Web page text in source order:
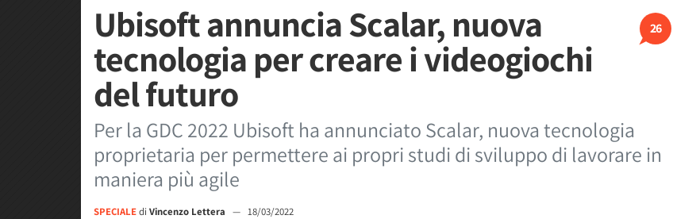
26
Ubisoft annuncia Scalar, nuova
tecnologia per creare i videogiochi
del futuro
Per la GDC 2022 Ubisoft ha annunciato Scalar, nuova tecnologia
proprietaria per permettere ai propri studi di sviluppo di lavorare in
maniera più agile
SPECIALEdi Vincenzo Lettera — 18/03/2022